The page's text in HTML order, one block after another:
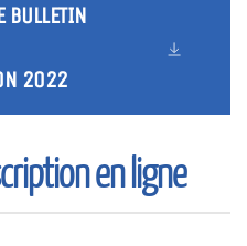
BULLETIN
2022
en ligne